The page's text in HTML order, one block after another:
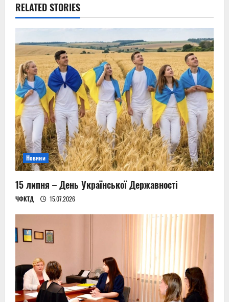
a
v
i
g
a
t
i
o
n
RELATED STORIES
Новини
15 липня – День Української Державності
ЧФКТД 15.07.2026